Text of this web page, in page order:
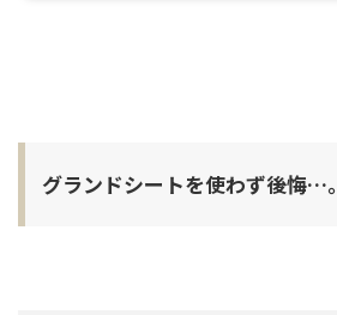
グランドシートを使わず後悔…。